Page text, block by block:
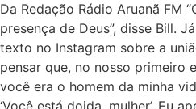
Da Redação Rádio Aruanã FM
presença de Deus”, disse Bill.
texto no Instagram sobre a
pensar que, no nosso primeiro
você era o homem da minha
‘Você está doida, mulher’. Eu